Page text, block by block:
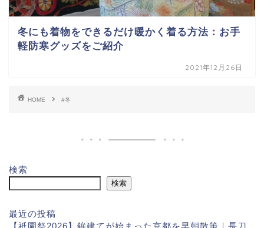
冬にも着物をできるだけ暖かく着る方法：お手
軽防寒グッズをご紹介
2021年12月26日
HOME #冬
検索
検索
最近の投稿